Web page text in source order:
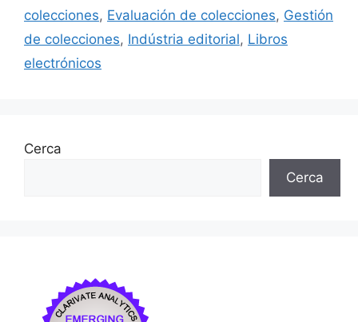
b
o
o
k
y
dI
n
ar
te
colecciones, Evaluación de colecciones, Gestión
de colecciones, Indústria editorial, Libros
electrónicos
Cerca
Cerca